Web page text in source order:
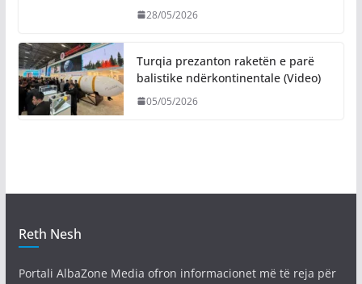
28/05/2026
Turqia prezanton raketën e parë
balistike ndërkontinentale (Video)
05/05/2026
Reth Nesh
Portali AlbaZone Media ofron informacionet më të reja për